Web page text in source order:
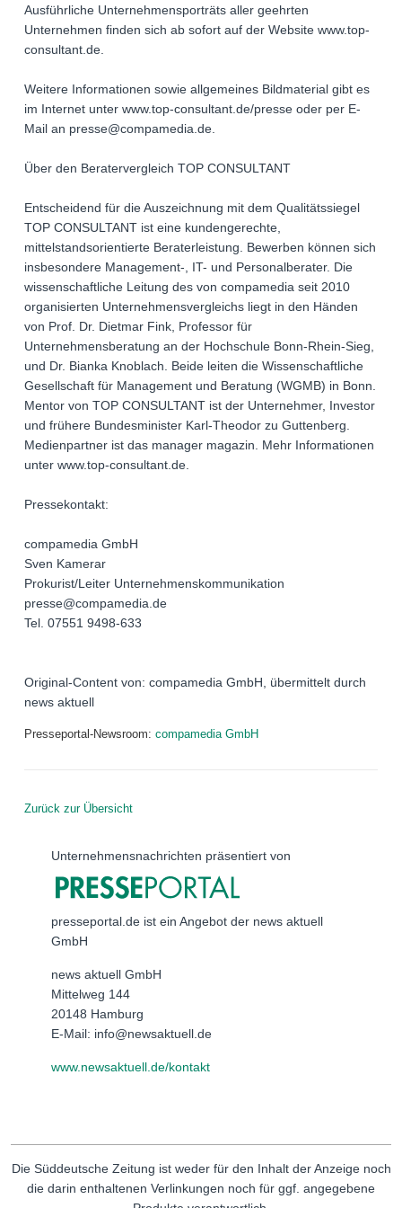
Ausführliche Unternehmensporträts aller geehrten
Unternehmen finden sich ab sofort auf der Website www.top-
consultant.de.
Weitere Informationen sowie allgemeines Bildmaterial gibt es
im Internet unter www.top-consultant.de/presse oder per E-
Mail an presse@compamedia.de.
Über den Beratervergleich TOP CONSULTANT
Entscheidend für die Auszeichnung mit dem Qualitätssiegel
TOP CONSULTANT ist eine kundengerechte,
mittelstandsorientierte Beraterleistung. Bewerben können sich
insbesondere Management-, IT- und Personalberater. Die
wissenschaftliche Leitung des von compamedia seit 2010
organisierten Unternehmensvergleichs liegt in den Händen
von Prof. Dr. Dietmar Fink, Professor für
Unternehmensberatung an der Hochschule Bonn-Rhein-Sieg,
und Dr. Bianka Knoblach. Beide leiten die Wissenschaftliche
Gesellschaft für Management und Beratung (WGMB) in Bonn.
Mentor von TOP CONSULTANT ist der Unternehmer, Investor
und frühere Bundesminister Karl-Theodor zu Guttenberg.
Medienpartner ist das manager magazin. Mehr Informationen
unter www.top-consultant.de.
Pressekontakt:
compamedia GmbH
Sven Kamerar
Prokurist/Leiter Unternehmenskommunikation
presse@compamedia.de
Tel. 07551 9498-633
Original-Content von: compamedia GmbH, übermittelt durch
news aktuell
Presseportal-Newsroom: compamedia GmbH
Zurück zur Übersicht
Unternehmensnachrichten präsentiert von
presseportal.de ist ein Angebot der news aktuell
GmbH
news aktuell GmbH
Mittelweg 144
20148 Hamburg
E-Mail: info@newsaktuell.de
www.newsaktuell.de/kontakt
Die Süddeutsche Zeitung ist weder für den Inhalt der Anzeige noch
die darin enthaltenen Verlinkungen noch für ggf. angegebene